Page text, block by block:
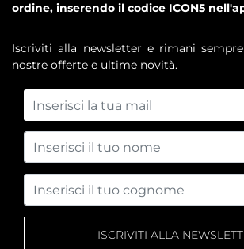
ordine, inserendo il codice ICON5
Iscriviti alla newsletter e rimani
nostre offerte e ultime novità.